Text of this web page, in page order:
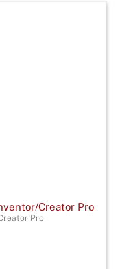
Creator Pro
Pro